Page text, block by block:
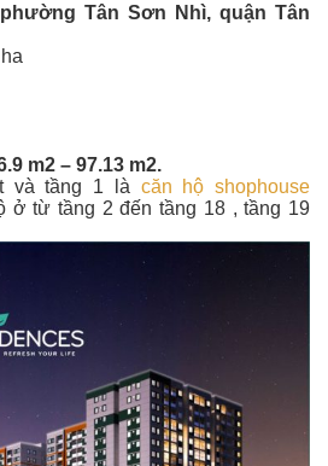
Tân Sơn Nhì, quận Tân
m2 – 97.13 m2.
và tầng 1 là căn hộ shophouse
ở từ tầng 2 đến tầng 18 , tầng 19